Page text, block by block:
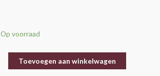
Op voorraad
Toevoegen aan winkelwagen